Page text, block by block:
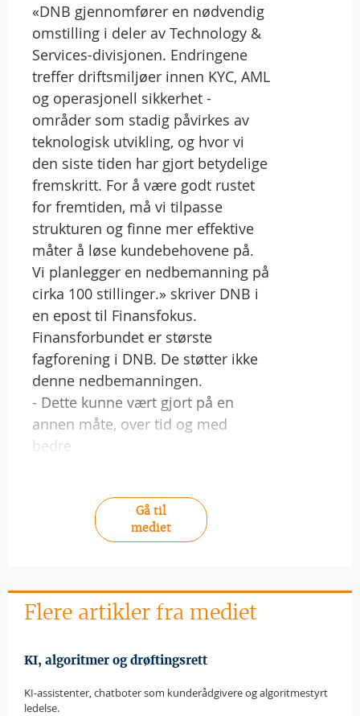
«DNB gjennomfører en nødvendig
omstilling i deler av Technology &
Services-divisjonen. Endringene
treffer driftsmiljøer innen KYC, AML
og operasjonell sikkerhet -
områder som stadig påvirkes av
teknologisk utvikling, og hvor vi
den siste tiden har gjort betydelige
fremskritt. For å være godt rustet
for fremtiden, må vi tilpasse
strukturen og finne mer effektive
måter å løse kundebehovene på.
Vi planlegger en nedbemanning på
cirka 100 stillinger.» skriver DNB i
en epost til Finansfokus.
Finansforbundet er største
fagforening i DNB. De støtter ikke
denne nedbemanningen.
- Dette kunne vært gjort på en
annen måte, over tid og med
bedre
Gå til
mediet
Flere artikler fra mediet
KI, algoritmer og drøftingsrett
KI-assistenter, chatboter som kunderådgivere og algoritmestyrt
ledelse.